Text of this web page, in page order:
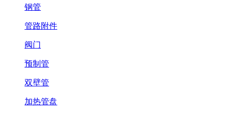
钢管
管路附件
阀门
预制管
双壁管
加热管盘